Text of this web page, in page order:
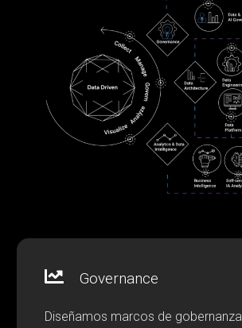
Governance
Diseñamos marcos de gobernanza